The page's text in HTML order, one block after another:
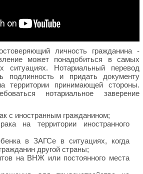
личность гражданина -
может понадобиться в самых
ситуациях. Нотариальный перевод
подлинность и придать документу
территории принимающей стороны.
нотариальное заверение
с иностранным гражданином;
на территории иностранного
в ЗАГСе в ситуациях, когда
другой страны;
на ВНЖ или постоянного места